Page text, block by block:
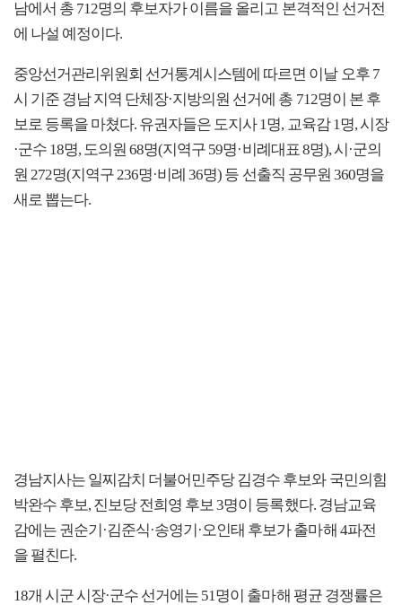
남에서 총 712명의 후보자가 이름을 올리고 본격적인 선거전
에 나설 예정이다.
중앙선거관리위원회 선거통계시스템에 따르면 이날 오후 7
시 기준 경남 지역 단체장·지방의원 선거에 총 712명이 본 후
보로 등록을 마쳤다. 유권자들은 도지사 1명, 교육감 1명, 시장
·군수 18명, 도의원 68명(지역구 59명·비례대표 8명), 시·군의
원 272명(지역구 236명·비례 36명) 등 선출직 공무원 360명을
새로 뽑는다.
경남지사는 일찌감치 더불어민주당 김경수 후보와 국민의힘
박완수 후보, 진보당 전희영 후보 3명이 등록했다. 경남교육
감에는 권순기·김준식·송영기·오인태 후보가 출마해 4파전
을 펼친다.
18개 시군 시장·군수 선거에는 51명이 출마해 평균 경쟁률은